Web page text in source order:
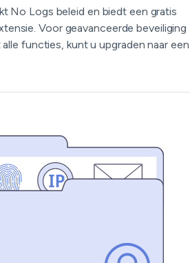
No Logs beleid en biedt een gratis
Voor geavanceerde beveiliging
functies, kunt u upgraden naar een